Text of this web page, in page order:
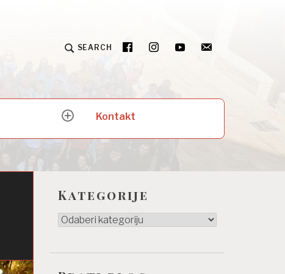
SEARCH
expand
menu
Kontakt
Kategorije
Kategorije